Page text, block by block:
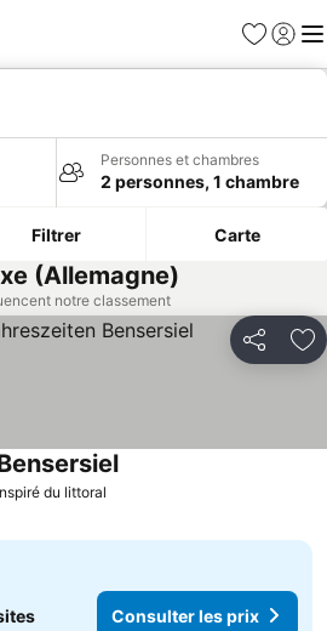
Favoris
Se
Personnes et chambres
2 personnes, 1 chambre
Filtrer Carte
(Allemagne)
notre classement
Partager
du littoral
Consulter les prix